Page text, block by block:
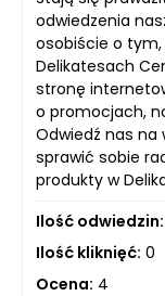
odwiedzenia
osobiście o tym,
Delikatesach
stronę
o promocjach,
Odwiedź nas na
sprawić sobie
produkty w
Ilość odwiedzin:
Ilość kliknięć: 0
Ocena: 4